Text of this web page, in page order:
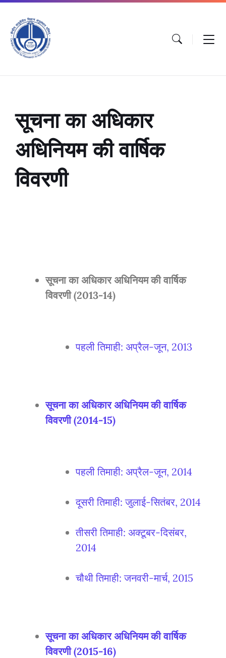
सूचना का अधिकार
अधिनियम की वार्षिक
विवरणी
सूचना का अधिकार अधिनियम की वार्षिक
विवरणी (2013-14)
पहली तिमाही: अप्रैल-जून, 2013
सूचना का अधिकार अधिनियम की वार्षिक
विवरणी (2014-15)
पहली तिमाही: अप्रैल-जून, 2014
दूसरी तिमाही: जुलाई-सितंबर, 2014
तीसरी तिमाही: अक्टूबर-दिसंबर,
2014
चौथी तिमाही: जनवरी-मार्च, 2015
सूचना का अधिकार अधिनियम की वार्षिक
विवरणी (2015-16)